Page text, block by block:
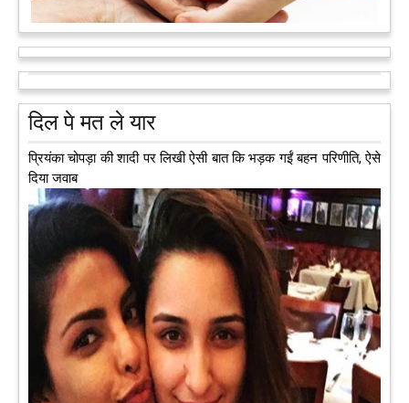
कुछ लोग मौत जैसी खौफनाक हकीकत को भी खूबसूरत मोड़ दे जाते हैं। वह
मरने के बाद भी इस धरती पर अपने आप को जीवित छोड़ ज़ाते हैं। दुनिया
को अलविदा कह चुकी 13 वर्षीय लड़की के अंगदान से 3 जरूरतमंद लोगों
को नई जिंदगी मिल गई।आगे पढ़ें
अब एक आइडिया बदलेगा हिमाचल के युवाओं की किस्मत, जानिए कैसे
हमीरपुर में अब एक आइडिया युवाओं की किस्मत बदलने जा रहा है। भारत
सरकार के स्टार्टअप मिशन के तहत सबंधित टीम मोबाइल वैन के जरिए पूरे
देश के कोने-कोने में घूमकर नए स्टार्ट अप स्थापित करने की चाह रखने
वाले युवाओं से संपर्क कर रही है।आगे पढ़ें
दिल पे मत ले यार
प्रियंका चोपड़ा की शादी पर लिखी ऐसी बात कि भड़क गईं बहन परिणीति, ऐसे
दिया जवाब